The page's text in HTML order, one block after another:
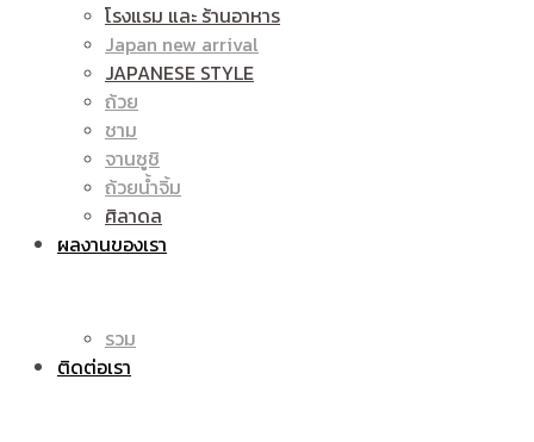
แก้ว
แก้ว
โรงแรม และ ร้านอาหาร
Japan new arrival
JAPANESE STYLE
ถ้วย
ชาม
จานซูชิ
ถ้วยน้ำจิ้ม
ศิลาดล
ผลงานของเรา
รวม
ติดต่อเรา